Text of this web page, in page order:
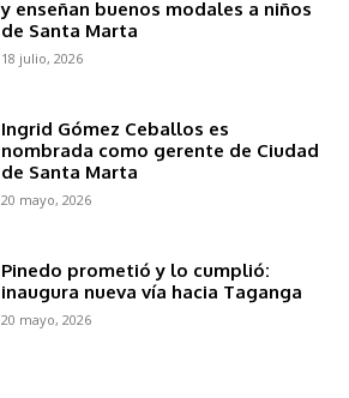
y enseñan buenos modales a niños
de Santa Marta
18 julio, 2026
Ingrid Gómez Ceballos es
nombrada como gerente de Ciudad
de Santa Marta
20 mayo, 2026
Pinedo prometió y lo cumplió:
inaugura nueva vía hacia Taganga
20 mayo, 2026